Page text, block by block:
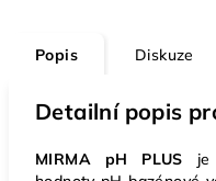
Popis Diskuze
Detailní popis
MIRMA pH PLUS je